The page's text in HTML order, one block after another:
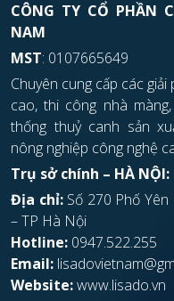
CÔNG TY CỔ PHẦN
NAM
MST: 0107665649
Chuyên cung cấp các
cao, thi công nhà
thống thuỷ canh sản
nông nghiệp công nghệ
Trụ sở chính – HÀ NỘI:
Địa chỉ:Số 270 Phố Yên
– TP Hà Nội
Hotline: 0947.522.255
Email:
Website:www.lisado.vn